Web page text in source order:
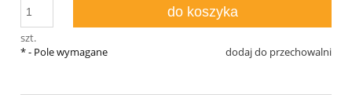
szt.
do koszyka
dodaj do przechowalni
*- Pole wymagane